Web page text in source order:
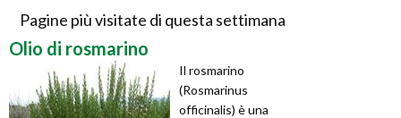
Pagine più visitate di questa settimana
Olio di rosmarino
Il rosmarino
(Rosmarinus
officinalis) è una